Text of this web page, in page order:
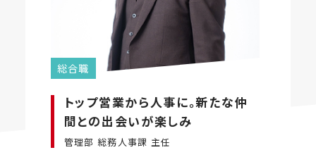
総合職
トップ営業から人事に。新たな仲
間との出会いが楽しみ
管理部 総務人事課 主任